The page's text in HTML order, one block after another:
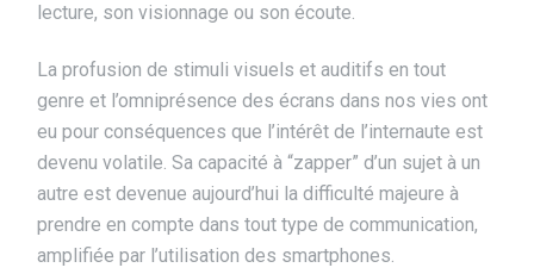
lecture, son visionnage ou son écoute.
La profusion de stimuli visuels et auditifs en tout
genre et l’omniprésence des écrans dans nos vies ont
eu pour conséquences que l’intérêt de l’internaute est
devenu volatile. Sa capacité à “zapper” d’un sujet à un
autre est devenue aujourd’hui la difficulté majeure à
prendre en compte dans tout type de communication,
amplifiée par l’utilisation des smartphones.